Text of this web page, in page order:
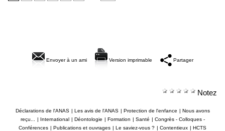
Envoyer à un ami Version imprimable Partager
Notez
Déclarations de l'ANAS | Les avis de l'ANAS | Protection de l'enfance | Nous avons
reçu...
| International | Déontologie | Formation | Santé | Congrès - Colloques -
Conférences | Publications et ouvrages | Le saviez-vous ? | Contentieux | HCTS